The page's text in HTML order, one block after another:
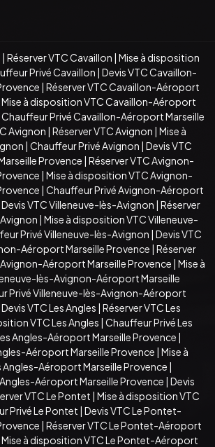
| Réserver VTC Cavaillon | Mise à disposition
Privé Cavaillon | Devis VTC Cavaillon-
| Réserver VTC Cavaillon-Aéroport
Mise à disposition VTC Cavaillon-Aéroport
Chauffeur Privé Cavaillon-Aéroport Marseille
Avignon | Réserver VTC Avignon | Mise à
| Chauffeur Privé Avignon | Devis VTC
Provence | Réserver VTC Avignon-
| Mise à disposition VTC Avignon-
| Chauffeur Privé Avignon-Aéroport
Devis VTC Villeneuve-lès-Avignon | Réserver
| Mise à disposition VTC Villeneuve-
Privé Villeneuve-lès-Avignon | Devis VTC
Aéroport Marseille Provence | Réserver
Aéroport Marseille Provence | Mise à
lès-Avignon-Aéroport Marseille
Privé Villeneuve-lès-Avignon-Aéroport
Devis VTC Les Angles | Réserver VTC Les
VTC Les Angles | Chauffeur Privé Les
Angles-Aéroport Marseille Provence |
Aéroport Marseille Provence | Mise à
Aéroport Marseille Provence |
Aéroport Marseille Provence | Devis
VTC Le Pontet | Mise à disposition VTC
Privé Le Pontet | Devis VTC Le Pontet-
| Réserver VTC Le Pontet-Aéroport
Mise à disposition VTC Le Pontet-Aéroport